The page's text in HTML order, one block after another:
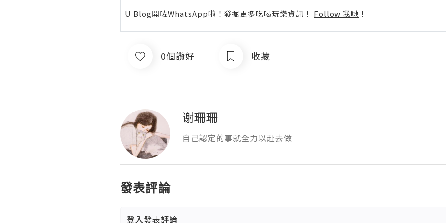
U Blog開咗WhatsApp啦！發掘更多吃喝玩樂資訊！ Follow 我哋 ！
0個讚好 收藏
谢珊珊
自己認定的事就全力以赴去做
發表評論
登入發表評論